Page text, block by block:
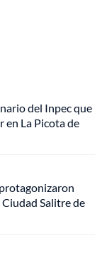
del Inpec que
en La Picota de
Salitre de